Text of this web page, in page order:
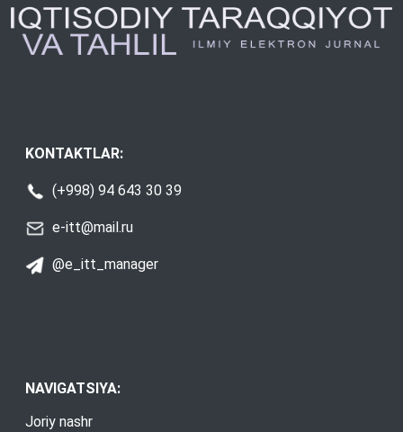
KONTAKTLAR:
(+998) 94 643 30 39
e-itt@mail.ru
@e_itt_manager
NAVIGATSIYA:
Joriy nashr